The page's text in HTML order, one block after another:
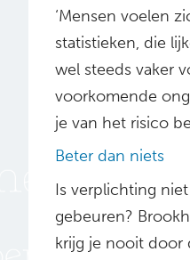
‘Mensen voelen
statistieken, die
wel steeds vaker
voorkomende
je van het risico
Beter dan niets
Is verplichting
gebeuren?
krijg je nooit door